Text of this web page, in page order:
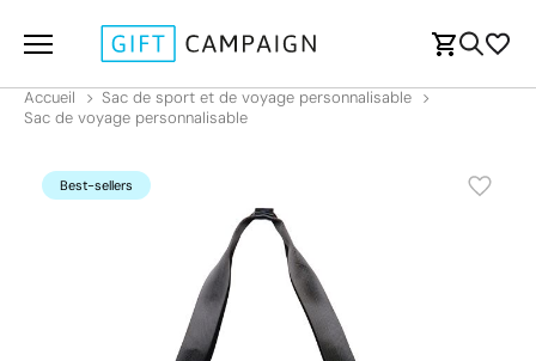
Accueil
Sac de sport et de voyage personnalisable
Sac de voyage personnalisable
Best-sellers